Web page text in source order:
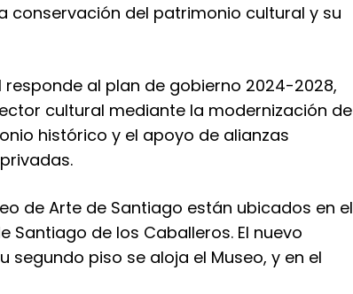
conservación del patrimonio cultural y su
responde al plan de gobierno 2024-2028,
cultural mediante la modernización de
histórico y el apoyo de alianzas
de Arte de Santiago están ubicados en el
Santiago de los Caballeros. El nuevo
piso se aloja el Museo, y en el